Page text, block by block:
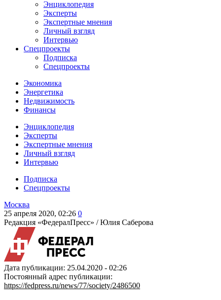
Энциклопедия
Эксперты
Экспертные мнения
Личный взгляд
Интервью
Спецпроекты
Подписка
Спецпроекты
Экономика
Энергетика
Недвижимость
Финансы
Энциклопедия
Эксперты
Экспертные мнения
Личный взгляд
Интервью
Подписка
Спецпроекты
Москва
25 апреля 2020, 02:26 0
Редакция «ФедералПресс» /Юлия Саберова
Дата публикации: 25.04.2020 - 02:26
Постоянный адрес публикации:
https://fedpress.ru/news/77/society/2486500